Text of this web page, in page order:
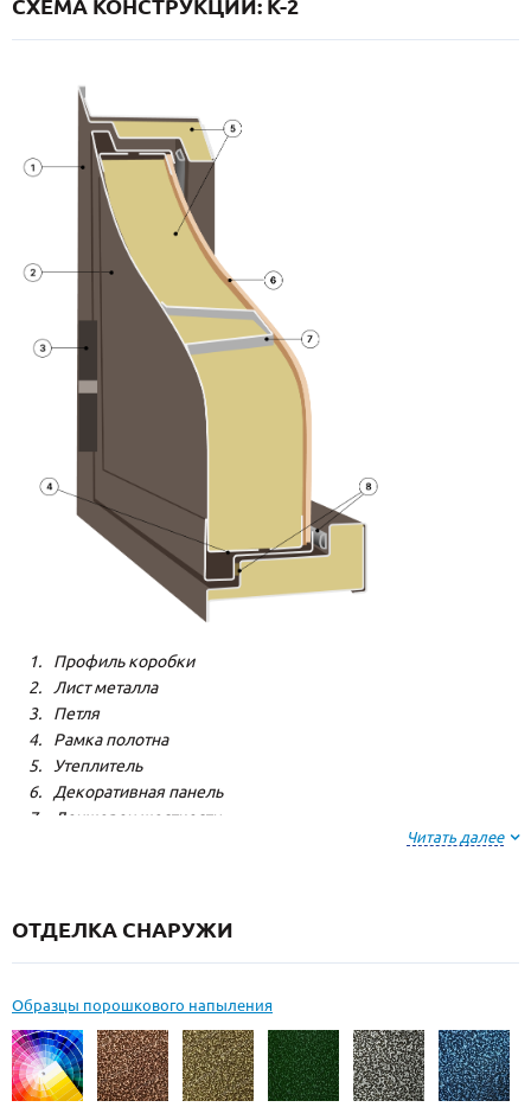
СХЕМА КОНСТРУКЦИИ: K-2
Профиль коробки
Лист металла
Петля
Рамка полотна
Утеплитель
Декоративная панель
Лонжерон жесткости
Читать далее
ОТДЕЛКА СНАРУЖИ
Образцы порошкового напыления